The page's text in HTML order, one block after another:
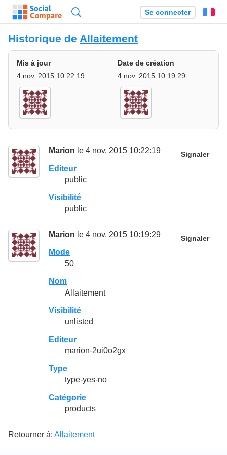
Se connecter
Historique de Allaitement
Mis à jour
4 nov. 2015 10:22:19
Date de création
4 nov. 2015 10:19:29
Marion le 4 nov. 2015 10:22:19 Signaler
Editeur
public
Visibilité
public
Marion le 4 nov. 2015 10:19:29 Signaler
Mode
50
Nom
Allaitement
Visibilité
unlisted
Editeur
marion-2ui0o2gx
Type
type-yes-no
Catégorie
products
Retourner à: Allaitement